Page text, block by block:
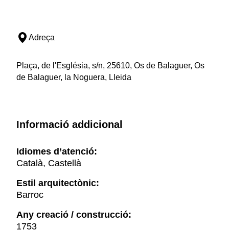
Adreça
Plaça, de l'Església, s/n, 25610, Os de Balaguer, Os
de Balaguer, la Noguera, Lleida
Informació addicional
Idiomes d’atenció:
Català, Castellà
Estil arquitectònic:
Barroc
Any creació / construcció:
1753